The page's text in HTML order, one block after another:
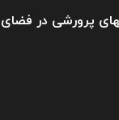
پرورشی در فضای